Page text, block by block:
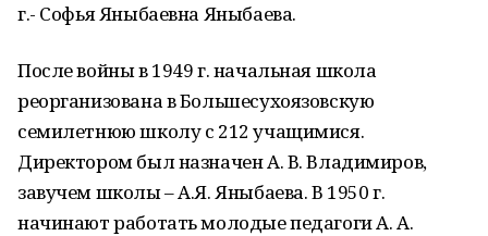
г.- Софья Яныбаевна Яныбаева.
После войны в 1949 г. начальная школа
реорганизована в Большесухоязовскую
семилетнюю школу с 212 учащимися.
Директором был назначен А. В. Владимиров,
завучем школы – А.Я. Яныбаева. В 1950 г.
начинают работать молодые педагоги А. А.